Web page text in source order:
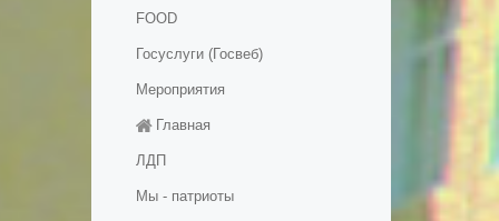
FOOD
Госуслуги (Госвеб)
Мероприятия
Главная
ЛДП
Мы - патриоты